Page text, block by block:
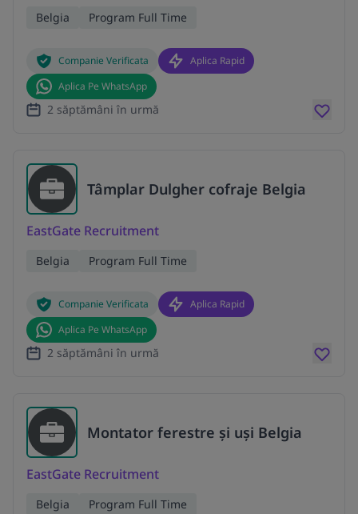
Belgia Program Full Time
Companie Verificata
Aplica Rapid
Aplica Pe WhatsApp
2 săptămâni în urmă
Tâmplar Dulgher cofraje Belgia
EastGate Recruitment
Belgia Program Full Time
Companie Verificata
Aplica Rapid
Aplica Pe WhatsApp
2 săptămâni în urmă
Montator ferestre și uși Belgia
EastGate Recruitment
Belgia Program Full Time